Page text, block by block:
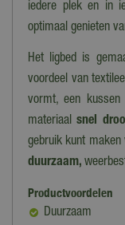
iedere plek en in
optimaal genieten
Het ligbed is
voordeel van
vormt, een
materiaalsnel
gebruik kunt maken
duurzaam,
Productvoordelen
Duurzaam